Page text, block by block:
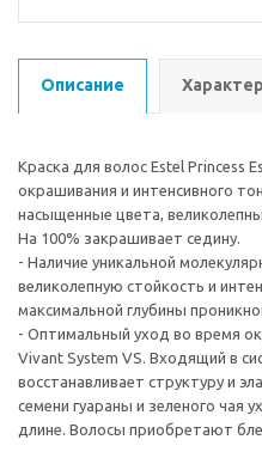
Описание
Краска для волос Estel Princess
окрашивания и интенсивного
насыщенные цвета,
На 100% закрашивает седину.
- Наличие уникальной
великолепную стойкость и
максимальной глубины
- Оптимальный уход во время
Vivant System VS. Входящий в
восстанавливает структуру и
семени гуараны и зеленого чая
длине. Волосы приобретают